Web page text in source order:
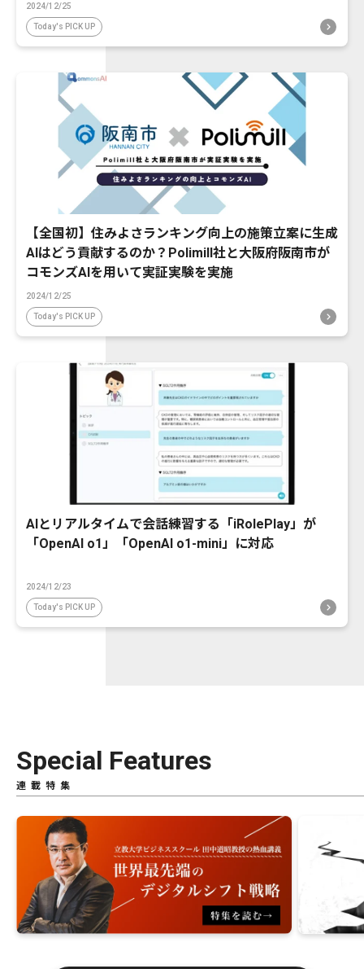
2024/12/25
Today's PICK UP
【全国初】住みよさランキング向上の施策立案に生成
AIはどう貢献するのか？Polimill社と大阪府阪南市が
コモンズAIを用いて実証実験を実施
2024/12/25
Today's PICK UP
AIとリアルタイムで会話練習する「iRolePlay」が
「OpenAI o1」「OpenAI o1-mini」に対応
2024/12/23
Today's PICK UP
Special Features
連載特集